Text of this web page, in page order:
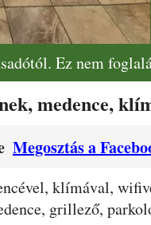
Ez nem
medence,
Megosztás a
klímával,
grillező,